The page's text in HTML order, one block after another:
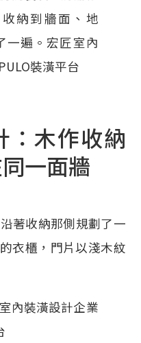
：木作收納
一面牆
著收納那側規劃了一
衣櫃，門片以淺木紋